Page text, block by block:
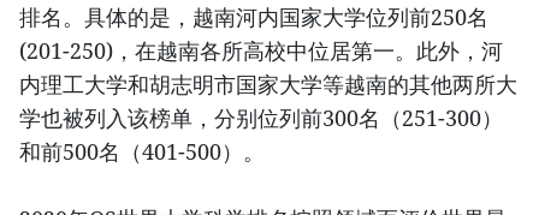
排名。具体的是，越南河内国家大学位列前250名
(201-250)，在越南各所高校中位居第一。此外，河
内理工大学和胡志明市国家大学等越南的其他两所大
学也被列入该榜单，分别位列前300名（251-300）
和前500名（401-500）。